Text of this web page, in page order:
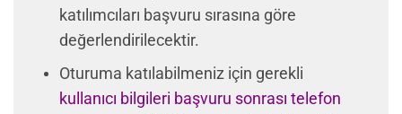
katılımcıları başvuru sırasına göre
değerlendirilecektir.
Oturuma katılabilmeniz için gerekli
kullanıcı bilgileri başvuru sonrası telefon